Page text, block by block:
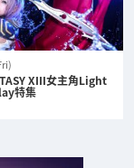
XIII女主角Light
特集